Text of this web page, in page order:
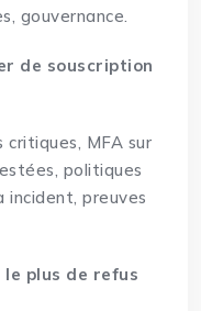
gouvernance.
de souscription
MFA sur
politiques
incident, preuves
plus de refus